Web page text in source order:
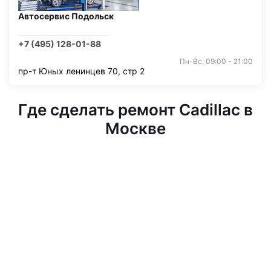
Автосервис Подольск
+7 (495) 128-01-88
Пн-Вс: 09:00 - 21:00
пр-т Юных ленинцев 70, стр 2
Где сделать ремонт Cadillac в
Москве